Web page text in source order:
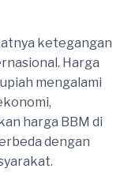
ketegangan
Harga
mengalami
harga BBM di
dengan